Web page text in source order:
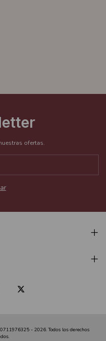
ofertas.
- 2026. Todos los derechos